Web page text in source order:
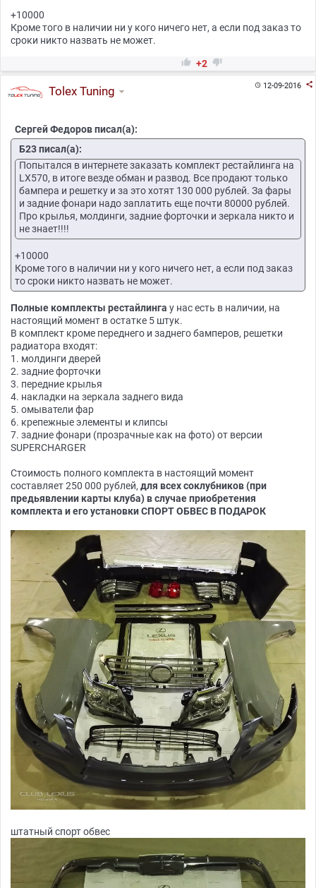
+10000
Кроме того в наличии ни у кого ничего нет, а если под заказ то
сроки никто назвать не может.
 +2 
12-09-2016 
Tolex Tuning
Сергей Федоров писал(а):
Б23 писал(а):
Попытался в интернете заказать комплект рестайлинга на
LX570, в итоге везде обман и развод. Все продают только
бампера и решетку и за это хотят 130 000 рублей. За фары
и задние фонари надо заплатить еще почти 80000 рублей.
Про крылья, молдинги, задние форточки и зеркала никто и
не знает!!!!
+10000
Кроме того в наличии ни у кого ничего нет, а если под заказ
то сроки никто назвать не может.
Полные комплекты рестайлинга у нас есть в наличии, на
настоящий момент в остатке 5 штук.
В комплект кроме переднего и заднего бамперов, решетки
радиатора входят:
1. молдинги дверей
2. задние форточки
3. передние крылья
4. накладки на зеркала заднего вида
5. омыватели фар
6. крепежные элементы и клипсы
7. задние фонари (прозрачные как на фото) от версии
SUPERCHARGER
Стоимость полного комплекта в настоящий момент
составляет 250 000 рублей, для всех соклубников (при
предьявлении карты клуба) в случае приобретения
комплекта и его установки СПОРТ ОБВЕС В ПОДАРОК
штатный спорт обвес